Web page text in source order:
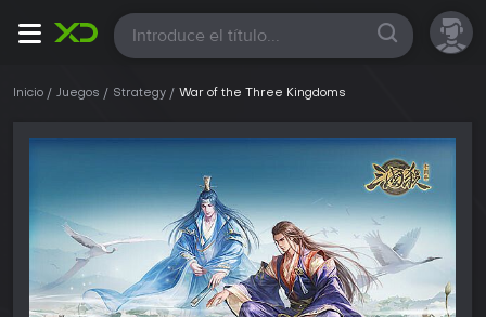
Todas
Inicio Juegos Strategy War of the Three Kingdoms